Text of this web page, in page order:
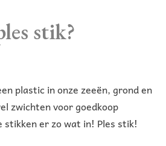
stik?
plastic in onze zeeën, grond en
zwichten voor goedkoop
stikken er zo wat in! Ples stik!